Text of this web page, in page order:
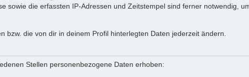
sowie die erfassten IP-Adressen und Zeitstempel sind ferner notwendig,
bzw. die von dir in deinem Profil hinterlegten Daten jederzeit ändern.
Stellen personenbezogene Daten erhoben: